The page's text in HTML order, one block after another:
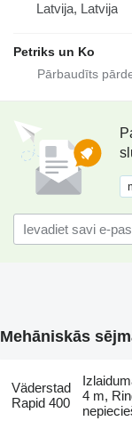
Latvija, Latvija
Petriks un Ko
Mehāniskās
Väderstad
Rapid 400
4 m,